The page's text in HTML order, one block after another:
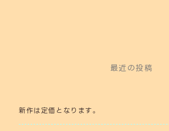
最近の投稿
新作は定価となります。